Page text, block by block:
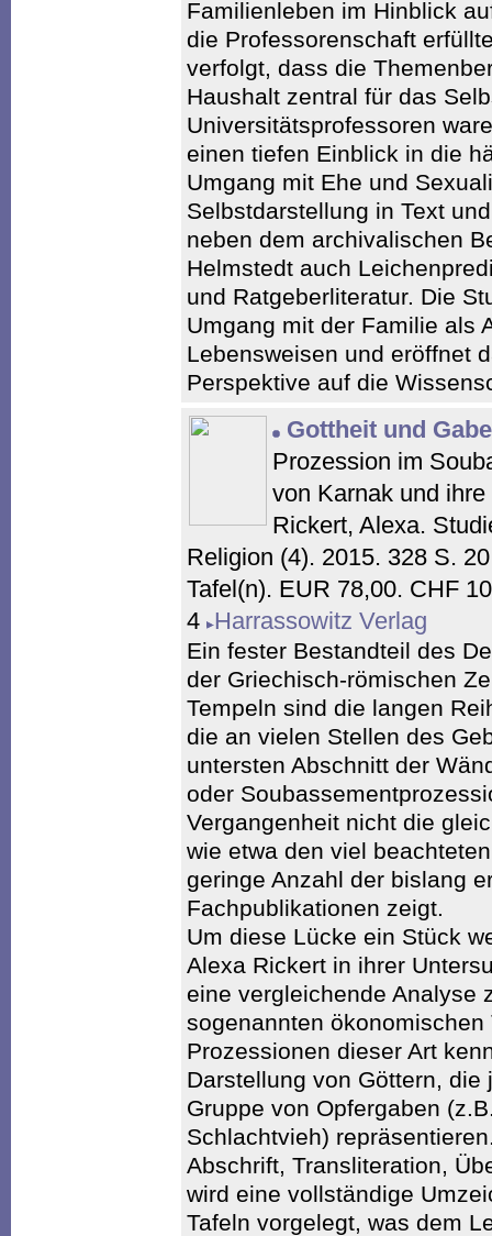
Familienleben im Hinblick
die Professorenschaft
verfolgt, dass die
Haushalt zentral für das
Universitätsprofessoren
einen tiefen Einblick in die
Umgang mit Ehe und
Selbstdarstellung in Text
neben dem archivalischen
Helmstedt auch
und Ratgeberliteratur. Die
Umgang mit der Familie als
Lebensweisen und eröffnet
Perspektive auf die
Gottheit und Gabe
Prozession im
von Karnak und
Rickert, Alexa.
Religion (4). 2015. 328 S.
Tafel(n). EUR 78,00. CHF
4 Harrassowitz Verlag
Ein fester Bestandteil des
der Griechisch-römischen
Tempeln sind die langen
die an vielen Stellen des
untersten Abschnitt der
oder
Vergangenheit nicht die
wie etwa den viel
geringe Anzahl der bislang
Fachpublikationen zeigt.
Um diese Lücke ein Stück
Alexa Rickert in ihrer
eine vergleichende Analyse
sogenannten
Prozessionen dieser Art
Darstellung von Göttern,
Gruppe von Opfergaben
Schlachtvieh)
Abschrift, Transliteration,
wird eine vollständige
Tafeln vorgelegt, was dem